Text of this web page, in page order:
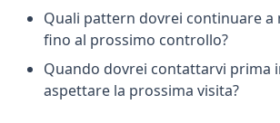
Quali pattern dovrei continuare
fino al prossimo controllo?
Quando dovrei contattarvi prima
aspettare la prossima visita?